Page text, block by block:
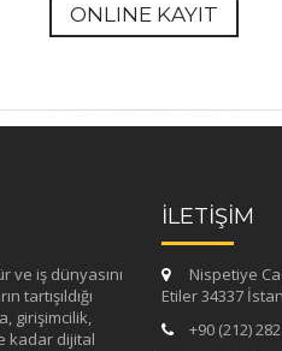
ONLINE KAYIT
ve iş dünyasını
tartışıldığı
girişimcilik,
kadar dijital
İLETİŞİM
Nispetiye
Etiler 34337
+90 (212)